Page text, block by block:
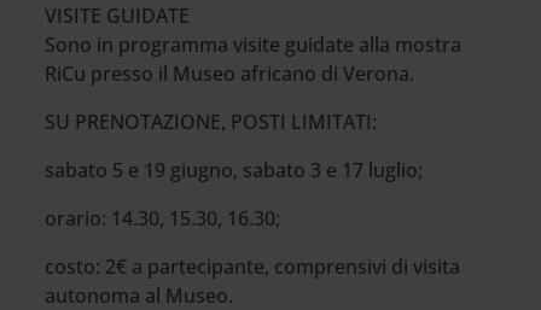
VISITE GUIDATE
Sono in programma visite guidate alla mostra
RiCu presso il Museo africano di Verona.
SU PRENOTAZIONE, POSTI LIMITATI:
sabato 5 e 19 giugno, sabato 3 e 17 luglio;
orario: 14.30, 15.30, 16.30;
costo: 2€ a partecipante, comprensivi di visita
autonoma al Museo.